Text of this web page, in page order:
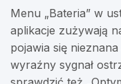
Menu „Bateria” w
aplikacje zużywają
pojawia się
wyraźny sygnał